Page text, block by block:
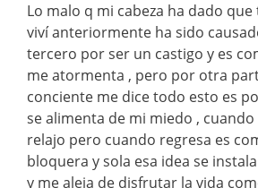
Lo malo q mi cabeza ha dado
viví anteriormente ha sido
tercero por ser un castigo y es
me atormenta , pero por otra
conciente me dice todo esto es
se alimenta de mi miedo ,
relajo pero cuando regresa es
bloquera y sola esa idea se
y me aleja de disfrutar la vida